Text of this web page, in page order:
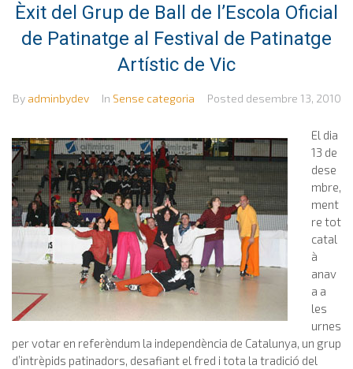
Èxit del Grup de Ball de l’Escola Oficial
de Patinatge al Festival de Patinatge
Artístic de Vic
By adminbydev In Sense categoria Posted desembre 13, 2010
El dia
13 de
dese
mbre,
ment
re tot
catal
à
anav
a a
les
urnes
per votar en referèndum la independència de Catalunya, un grup
d’intrèpids patinadors, desafiant el fred i tota la tradició del